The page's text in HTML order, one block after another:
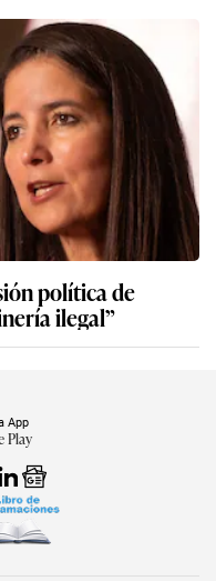
política de
ilegal”
App
Play